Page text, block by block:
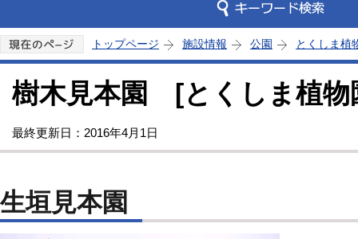
トップページ 施設情報 公園 とくしま植
樹木見本園 [とくしま植物
最終更新日：2016年4月1日
生垣見本園